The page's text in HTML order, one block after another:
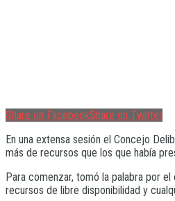
Share on FacebookShare on Twitter
En una extensa sesión el Concejo
más de recursos que los que había
Para comenzar, tomó la palabra por
recursos de libre disponibilidad y